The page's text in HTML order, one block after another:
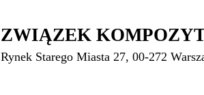
ZWIĄZEK
Rynek Starego Miasta 27, 00-272